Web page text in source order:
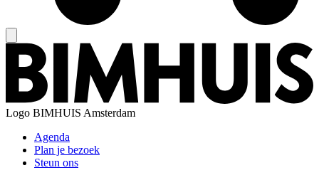
Logo BIMHUIS Amsterdam
Agenda
Plan je bezoek
Steun ons